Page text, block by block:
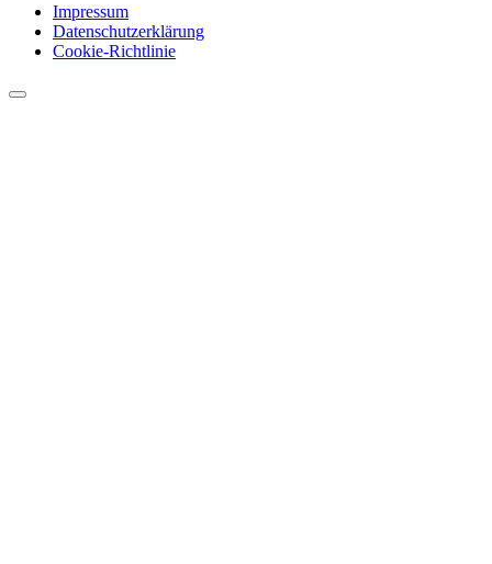
Impressum
Datenschutzerklärung
Cookie-Richtlinie